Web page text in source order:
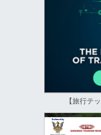
【旅行テ